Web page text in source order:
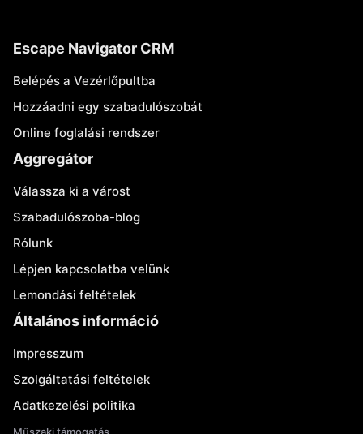
Escape Navigator CRM
Belépés a Vezérlőpultba
Hozzáadni egy szabadulószobát
Online foglalási rendszer
Aggregátor
Válassza ki a várost
Szabadulószoba-blog
Rólunk
Lépjen kapcsolatba velünk
Lemondási feltételek
Általános információ
Impresszum
Szolgáltatási feltételek
Adatkezelési politika